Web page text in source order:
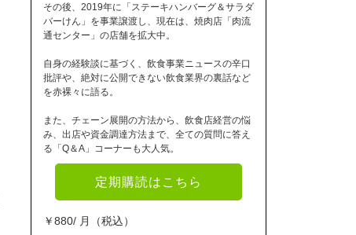
その後、2019年に「ステーキハンバーグ＆サラダ
バーけん」を事業譲渡し、現在は、焼肉店「肉流
通センター」の店舗を拡大中。
自身の経験談に基づく、飲食事業ニュースの辛口
批評や、絶対に公開できない飲食業界の裏話など
を赤裸々に語る。
また、チェーン展開の方法から、飲食店経営の悩
み、出店や資金調達方法まで、全ての質問に答え
る「Q＆A」コーナーも大人気。
定期購読はこちら
￥880/ 月（税込）